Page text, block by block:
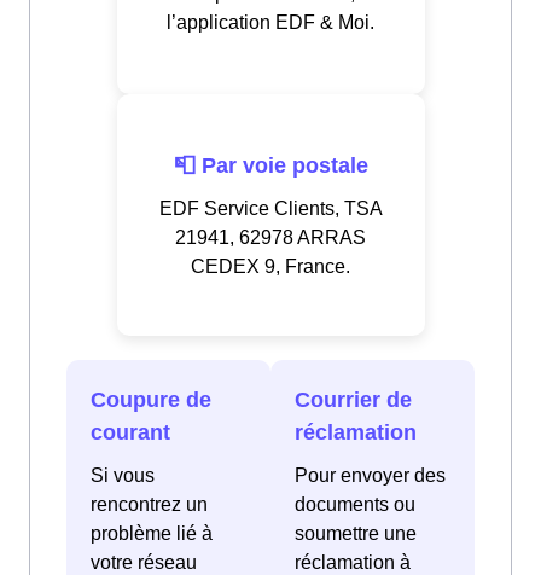
l’application EDF & Moi.
📮 Par voie postale
EDF Service Clients, TSA
21941, 62978 ARRAS
CEDEX 9, France.
Coupure de
courant
Si vous
rencontrez un
problème lié à
votre réseau
Courrier de
réclamation
Pour envoyer des
documents ou
soumettre une
réclamation à